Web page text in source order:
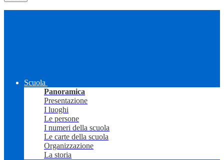
Scuola
Panoramica
Presentazione
I luoghi
Le persone
I numeri della scuola
Le carte della scuola
Organizzazione
La storia